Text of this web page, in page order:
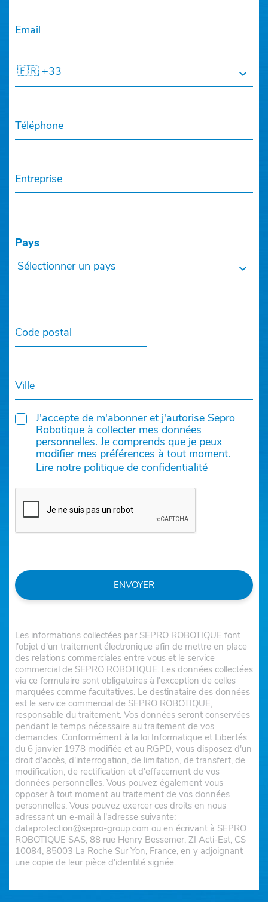
Email
🇫🇷 +33
Téléphone
Entreprise
Pays
Sélectionner un pays
Code postal
Ville
J'accepte de m'abonner et j'autorise Sepro
Robotique à collecter mes données
personnelles. Je comprends que je peux
modifier mes préférences à tout moment.
Lire notre politique de confidentialité
ENVOYER
Les informations collectées par SEPRO ROBOTIQUE font
l'objet d'un traitement électronique afin de mettre en place
des relations commerciales entre vous et le service
commercial de SEPRO ROBOTIQUE. Les données collectées
via ce formulaire sont obligatoires à l'exception de celles
marquées comme facultatives. Le destinataire des données
est le service commercial de SEPRO ROBOTIQUE,
responsable du traitement. Vos données seront conservées
pendant le temps nécessaire au traitement de vos
demandes. Conformément à la loi Informatique et Libertés
du 6 janvier 1978 modifiée et au RGPD, vous disposez d'un
droit d'accès, d'interrogation, de limitation, de transfert, de
modification, de rectification et d'effacement de vos
données personnelles. Vous pouvez également vous
opposer à tout moment au traitement de vos données
personnelles. Vous pouvez exercer ces droits en nous
adressant un e-mail à l'adresse suivante:
dataprotection@sepro-group.com ou en écrivant à SEPRO
ROBOTIQUE SAS, 88 rue Henry Bessemer, ZI Acti-Est, CS
10084, 85003 La Roche Sur Yon, France, en y adjoignant
une copie de leur pièce d'identité signée.